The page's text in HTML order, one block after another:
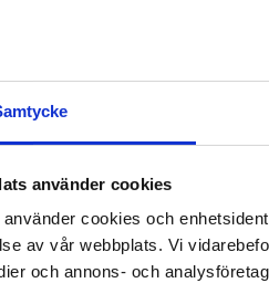
använder cookies
cookies och
av vår webbplats. Vi
och annons- och